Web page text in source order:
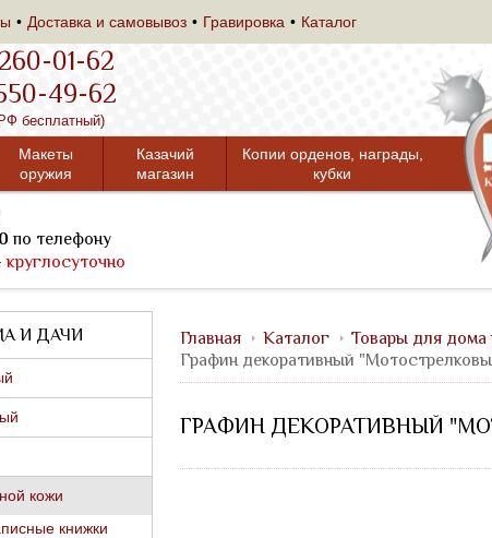
Доставка и самовывоз Гравировка Каталог
01-62
49-62
бесплатный)
Макеты
оружия
Казачий
магазин
Копии орденов, награды,
кубки
по телефону
круглосуточно
И ДАЧИ
кожи
книжки
Главная Каталог Товары для дома
Графин декоративный
ГРАФИН ДЕКОРАТИВНЫЙ